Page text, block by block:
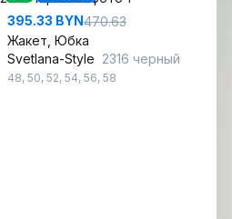
395.33 BYN470.63
Жакет, Юбка
Svetlana-Style 2316 черный
48, 50, 52, 54, 56, 58